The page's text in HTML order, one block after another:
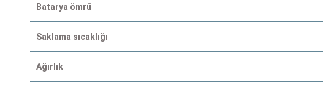
Batarya ömrü
Saklama sıcaklığı
Ağırlık